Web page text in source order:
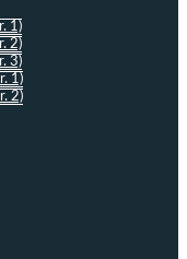
1)
2)
3)
1)
2)